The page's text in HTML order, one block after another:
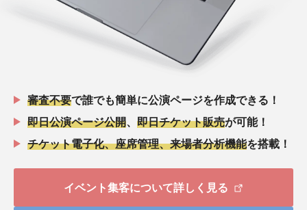
審査不要で誰でも簡単に公演ページを作成できる！
即日公演ページ公開
即日チケット販売が可能！
チケット電子化、座席管理、来場者分析機能を搭載！
イベント集客について詳しく見る